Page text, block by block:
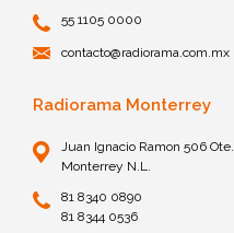
55 1105 0000
contacto@radiorama.com.mx
Radiorama Monterrey
Juan Ignacio Ramon 506
Monterrey N.L.
81 8340 0890
81 8344 0536